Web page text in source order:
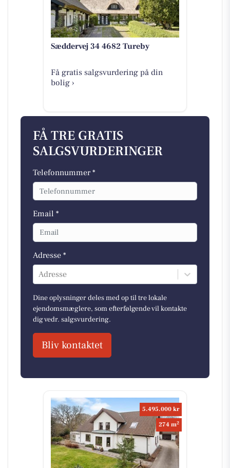
Sæddervej 34 4682 Tureby
Få gratis salgsvurdering på din
bolig ›
FÅ TRE GRATIS
SALGSVURDERINGER
Telefonnummer *
Email *
Adresse *
Adresse
Dine oplysninger deles med op til tre lokale
ejendomsmæglere, som efterfølgende vil kontakte
dig vedr. salgsvurdering.
Bliv kontaktet
5.495.000 kr
274 m2